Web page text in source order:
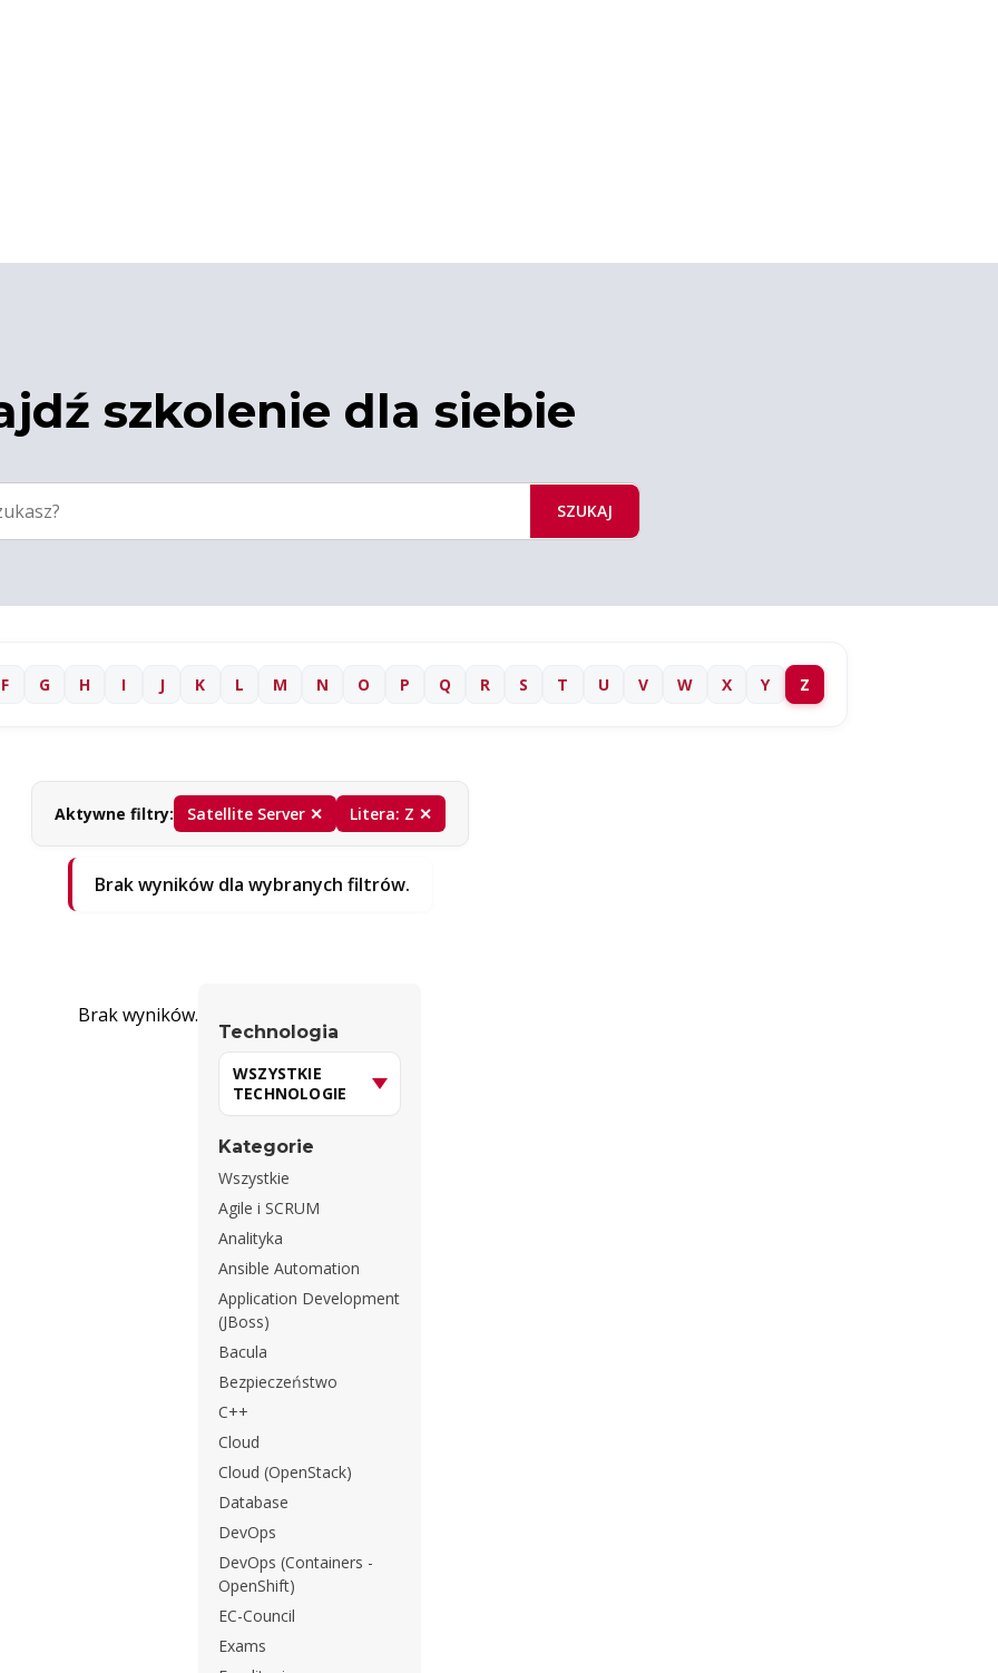
szkolenie dla siebie
SZUKAJ
F G H I J K L M N O P Q R S T U V W X Y Z
Aktywne filtry: Satellite Server ✕ Litera: Z ✕
Brak wyników dla wybranych filtrów.
Brak wyników.
Technologia
Kategorie
Wszystkie
Agile i SCRUM
Analityka
Ansible Automation
Application Development
(JBoss)
Bacula
Bezpieczeństwo
C++
Cloud
Cloud (OpenStack)
Database
DevOps
DevOps (Containers -
OpenShift)
EC-Council
Exams